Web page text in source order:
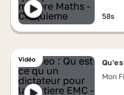
58s
Vidéo
Mon